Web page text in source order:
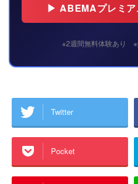
▶ ABEMAプレミア
※2週間無料体験あり ※
Twitter
Pocket